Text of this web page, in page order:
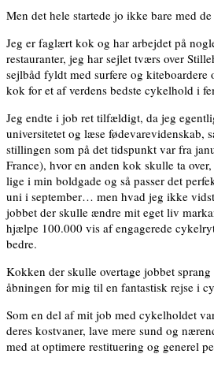
Men det hele startede jo ikke bare med
Jeg er faglært kok og har arbejdet på
restauranter, jeg har sejlet tværs over
sejlbåd fyldt med surfere og kiteboardere
kok for et af verdens bedste cykelhold i
Jeg endte i job ret tilfældigt, da jeg
universitetet og læse fødevarevidenskab,
stillingen som på det tidspunkt var fra
France), hvor en anden kok skulle ta
lige i min boldgade og så passer det
uni i september… men hvad jeg ikke
jobbet der skulle ændre mit eget liv
hjælpe 100.000 vis af engagerede
bedre.
Kokken der skulle overtage jobbet
åbningen for mig til en fantastisk rejse i
Som en del af mit job med cykelholdet
deres kostvaner, lave mere sund og
med at optimere restituering og generel